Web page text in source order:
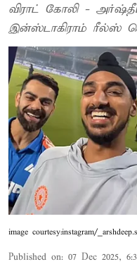
விராட் கோலி -
இன்ஸ்டாகிராம் ரீல்ஸ்
image courtesy:instagram/
Published on: 07 Dec 2025,